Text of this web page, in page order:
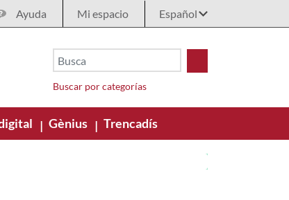
Ayuda Mi espacio
Buscar por categorías
| Gènius | Trencadís